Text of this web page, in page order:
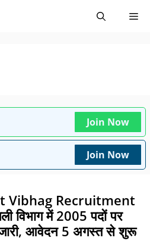
Join Now
Join Now
Vibhag Recruitment
विभाग में 2005 पदों पर
जारी, आवेदन 5 अगस्त से शुरू